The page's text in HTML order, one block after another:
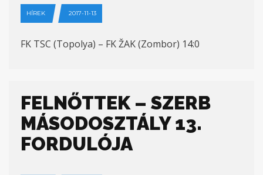
HÍREK 2017-11-13
FK TSC (Topolya) – FK ŽAK (Zombor) 14:0
FELNŐTTEK – SZERB
MÁSODOSZTÁLY 13.
FORDULÓJA